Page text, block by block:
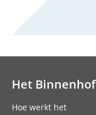
Het Binnenhof
Hoe werkt het